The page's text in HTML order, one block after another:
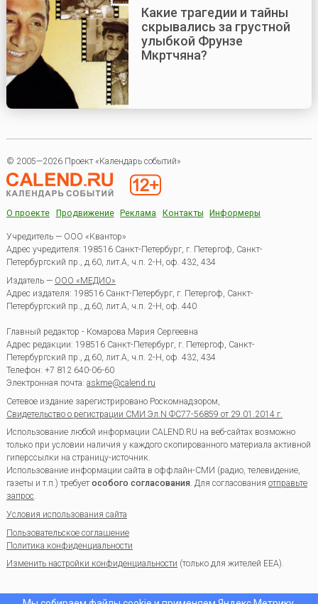
Какие трагедии и тайны
скрывались за грустной
улыбкой Фрунзе
Мкртчяна?
© 2005—2026 Проект «Календарь событий»
О проекте Продвижение Реклама Контакты Информеры
Учредитель — ООО «Квантор»
Адрес учредителя: 198516 Санкт-Петербург, г. Петергоф, Санкт-
Петербургский пр., д.60, лит.А, ч.п. 2-Н, оф. 432, 434
Издатель — ООО «МЕДИО»
Адрес издателя: 198516 Санкт-Петербург, г. Петергоф, Санкт-
Петербургский пр., д.60, лит.А, ч.п. 2-Н, оф. 440
Главный редактор - Комарова Мария Сергеевна
Адрес редакции: 198516 Санкт-Петербург, г. Петергоф, Санкт-
Петербургский пр., д.60, лит.А, ч.п. 2-Н, оф. 432, 434
Телефон: +7 812 640-06-60
Электронная почта: askme@calend.ru
Сетевое издание зарегистрировано Роскомнадзором,
Свидетельство о регистрации СМИ Эл.N ФС77-56859 от 29.01.2014 г.
Использование любой информации CALEND.RU на веб-сайтах возможно
только при условии наличия у каждого скопированного материала активной
гиперссылки на страницу-источник.
Использование информации сайта в оффлайн-СМИ (радио, телевидение,
газеты и т.п.) требуетособого согласования. Для согласования отправьте
запрос.
Условия использования сайта
Пользовательское соглашение
Политика конфиденциальности
Изменить настройки конфиденциальности (только для жителей EEA).